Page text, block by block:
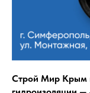
Строй Мир Крым